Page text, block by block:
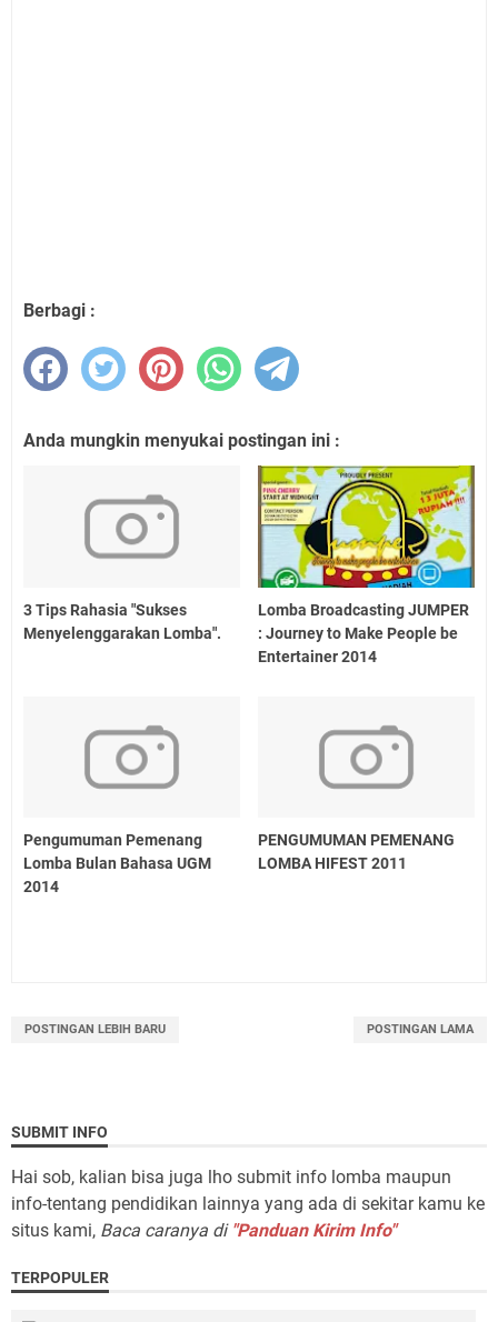
Berbagi :
Anda mungkin menyukai postingan ini :
3 Tips Rahasia "Sukses
Menyelenggarakan Lomba".
Lomba Broadcasting JUMPER
: Journey to Make People be
Entertainer 2014
Pengumuman Pemenang
Lomba Bulan Bahasa UGM
2014
PENGUMUMAN PEMENANG
LOMBA HIFEST 2011
POSTINGAN LEBIH BARU POSTINGAN LAMA
SUBMIT INFO
Hai sob, kalian bisa juga lho submit info lomba maupun
info-tentang pendidikan lainnya yang ada di sekitar kamu ke
situs kami, Baca caranya di "Panduan Kirim Info"
TERPOPULER